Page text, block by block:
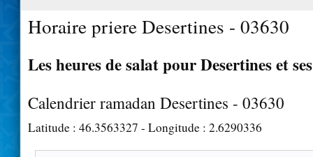
Horaire priere Desertines - 03630
Les heures de salat pour Desertines et
Calendrier ramadan Desertines - 03630
Latitude : 46.3563327 - Longitude : 2.6290336